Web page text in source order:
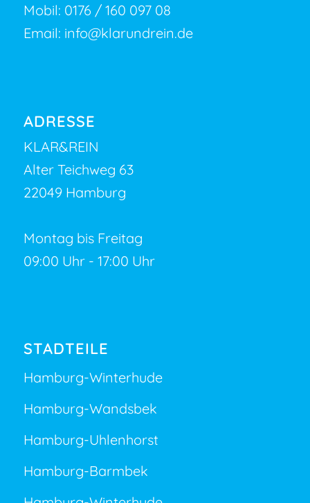
Mobil: 0176 / 160 097 08
Email: info@klarundrein.de
ADRESSE
KLAR&REIN
Alter Teichweg 63
22049 Hamburg
Montag bis Freitag
09:00 Uhr - 17:00 Uhr
STADTEILE
Hamburg-Winterhude
Hamburg-Wandsbek
Hamburg-Uhlenhorst
Hamburg-Barmbek